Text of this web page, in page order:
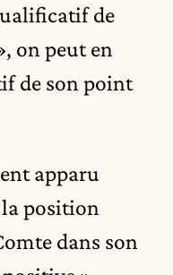
de
on peut en
de son point
apparu
position
dans son